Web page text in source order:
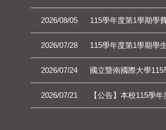
2026/08/05 115學年度第1學期學
2026/07/28 115學年度第1學期學
2026/07/24 國立暨南國際大學
2026/07/21 【公告】本校115學